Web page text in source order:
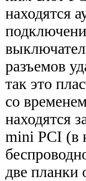
находятся
разъемов
так это
со
находятся
mini PCI (в
две планки